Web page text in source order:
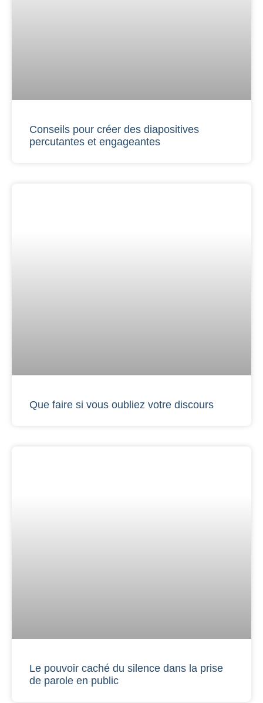
Conseils pour créer des diapositives
percutantes et engageantes
Que faire si vous oubliez votre discours
Le pouvoir caché du silence dans la prise
de parole en public